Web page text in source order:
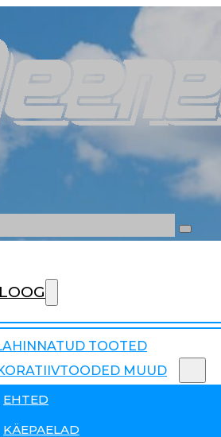
TOOTED
MUUD
EHTED
KÄEPAELAD